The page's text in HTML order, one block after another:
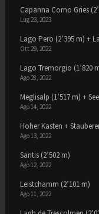
Capanna Corno Gries
Lug 23, 2023
Lago Pero (2’395 m) +
Ott 29, 2022
Lago Tremorgio (1’820
Ago 28, 2022
Meglisalp (1’517 m) +
Ago 14, 2022
Hoher Kasten +
Ago 13, 2022
Säntis (2’502 m)
Ago 12, 2022
Leistchamm (2’101 m)
Ago 11, 2022